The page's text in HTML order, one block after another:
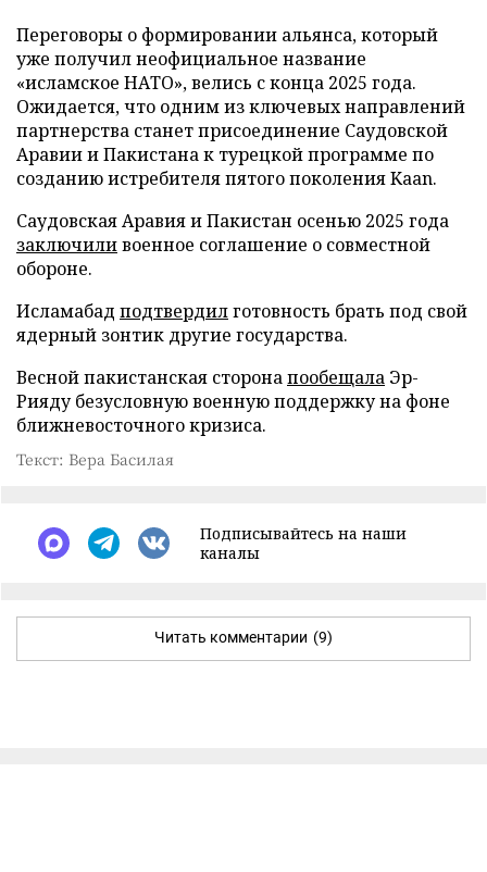
Переговоры о формировании альянса, который
уже получил неофициальное название
«исламское НАТО», велись с конца 2025 года.
Ожидается, что одним из ключевых направлений
партнерства станет присоединение Саудовской
Аравии и Пакистана к турецкой программе по
созданию истребителя пятого поколения Kaan.
Саудовская Аравия и Пакистан осенью 2025 года
заключиливоенное соглашение о совместной
обороне.
Исламабад подтвердилготовность брать под свой
ядерный зонтик другие государства.
Весной пакистанская сторонапообещала Эр-
Рияду безусловную военную поддержку на фоне
ближневосточного кризиса.
Текст: Вера Басилая
Подписывайтесь на наши
каналы
Читать комментарии (9)